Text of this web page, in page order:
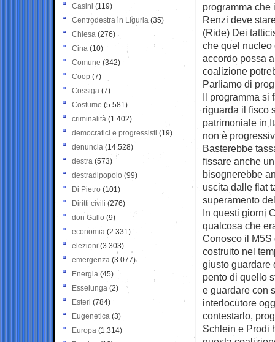
programma che
Renzi deve
(Ride) Dei
che quel nucleo
accordo possa
coalizione
Parliamo di
Il programma si
riguarda il fisco
patrimoniale in
non è
Basterebbe
fissare anche
bisognerebbe
uscita dalle flat
superamento
In questi giorni
qualcosa che
Conosco il M5S
costruito nel
giusto guardare
pento di quello
e guardare con
interlocutore
contestarlo,
Schlein e Prodi
Casini (119)
Centrodestra in Liguria (35)
Chiesa (276)
Cina (10)
Comune (342)
Coop (7)
Cossiga (7)
Costume (5.581)
criminalità (1.402)
democratici e progressisti (19)
denuncia (14.528)
destra (573)
destradipopolo (99)
Di Pietro (101)
Diritti civili (276)
don Gallo (9)
economia (2.331)
elezioni (3.303)
emergenza (3.077)
Energia (45)
Esselunga (2)
Esteri (784)
Eugenetica (3)
Europa (1.314)